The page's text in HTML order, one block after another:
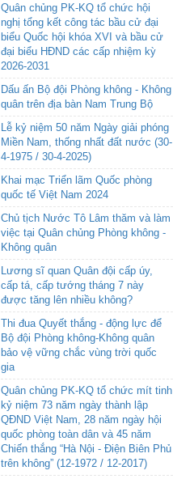
Quân chủng PK-KQ tổ chức hội
nghị tổng kết công tác bầu cử đại
biểu Quốc hội khóa XVI và bầu cử
đại biểu HĐND các cấp nhiệm kỳ
2026-2031
Dấu ấn Bộ đội Phòng không - Không
quân trên địa bàn Nam Trung Bộ
Lễ kỷ niệm 50 năm Ngày giải phóng
Miền Nam, thống nhất đất nước (30-
4-1975 / 30-4-2025)
Khai mạc Triển lãm Quốc phòng
quốc tế Việt Nam 2024
Chủ tịch Nước Tô Lâm thăm và làm
việc tại Quân chủng Phòng không -
Không quân
Lương sĩ quan Quân đội cấp úy,
cấp tá, cấp tướng tháng 7 này
được tăng lên nhiều không?
Thi đua Quyết thắng - động lực để
Bộ đội Phòng không-Không quân
bảo vệ vững chắc vùng trời quốc
gia
Quân chủng PK-KQ tổ chức mít tinh
kỷ niệm 73 năm ngày thành lập
QĐND Việt Nam, 28 năm ngày hội
quốc phòng toàn dân và 45 năm
Chiến thắng “Hà Nội - Điện Biên Phủ
trên không” (12-1972 / 12-2017)